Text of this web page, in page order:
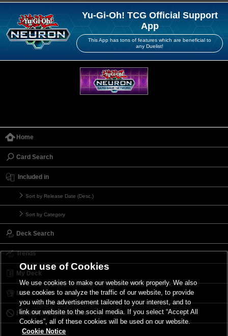
Yu-Gi-Oh! TCG Official Support
App
This App has tons of features which are beneficial to
any Duelist!
Home
Card Search
Included in
Sort by Release Date (Desc.)
Sort by Category
Deck Search
Trends
My Deck
My Card List
Forbidden & Limited List
Our use of Cookies
We use cookies to make our website work properly. We also
use cookies to analyze the traffic of our website, to provide
you with the advertisement tailored to your interest, and to
link our website to the social media. If you select “Accept All
Cookies”, all of these cookies will be used on our website.
Cookie Notice